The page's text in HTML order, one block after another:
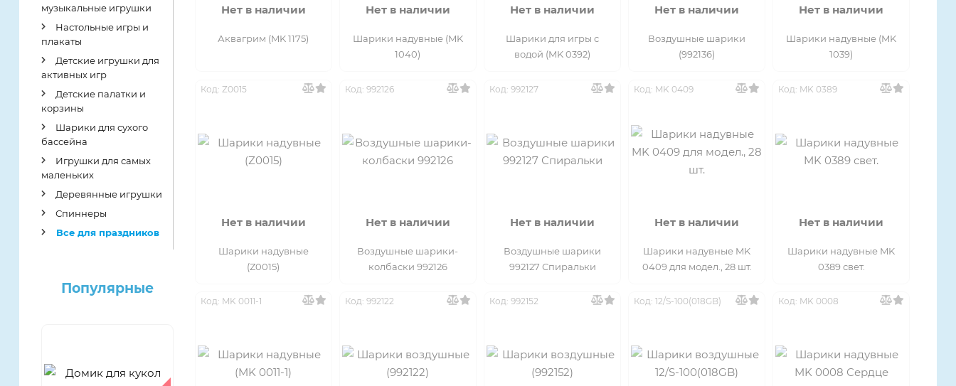
музыкальные игрушки
Настольные игры и
плакаты
Детские игрушки для
активных игр
Детские палатки и
корзины
Шарики для сухого
бассейна
Игрушки для самых
маленьких
Деревянные игрушки
Спиннеры
Все для праздников
Популярные
Нет в наличии
Аквагрим (MK 1175)
Нет в наличии
Шарики надувные (MK
1040)
Нет в наличии
Шарики для игры с
водой (MK 0392)
Нет в наличии
Воздушные шарики
(992136)
Нет в наличии
Шарики надувные (MK
1039)
Код: Z0015
Нет в наличии
Шарики надувные
(Z0015)
Код: 992126
Нет в наличии
Воздушные шарики-
колбаски 992126
Код: 992127
Нет в наличии
Воздушные шарики
992127 Спиральки
Код: MK 0409
Нет в наличии
Шарики надувные MK
0409 для модел., 28 шт.
Код: MK 0389
Нет в наличии
Шарики надувные MK
0389 свет.
Код: MK 0011-1 Код: 992122 Код: 992152 Код: 12/S-100(018GB) Код: MK 0008